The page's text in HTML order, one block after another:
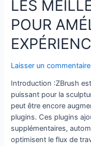
:
Quel
le
Choix
pour
Vous
?
LES
POUR
Laisser un commentaire
Introduction :ZBrush
puissant pour la
peut être encore
plugins. Ces plugins
supplémentaires,
optimisent le flux de